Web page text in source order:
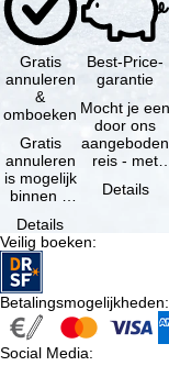
Gratis
annuleren
&
omboeken
Gratis
annuleren
is mogelijk
binnen 5
de
boeking,
als jouw
vakantie …
Details
Best-Price-
garantie
Mocht je
door ons
aangeboden
reis - met
Details
als
Veilig boeken:
Betalingsmogelijkheden:
Social Media: